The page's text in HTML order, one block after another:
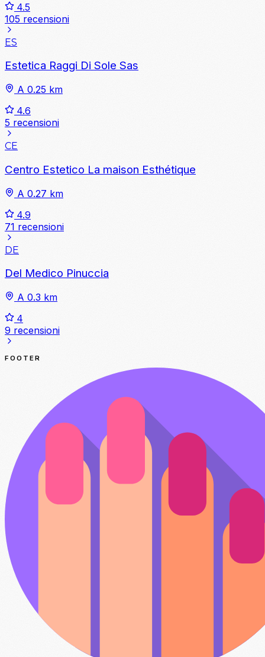
4.5
105 recensioni
ES
Estetica Raggi Di Sole Sas
A 0.25 km
4.6
5 recensioni
CE
Centro Estetico La maison Esthétique
A 0.27 km
4.9
71 recensioni
DE
Del Medico Pinuccia
A 0.3 km
4
9 recensioni
FOOTER